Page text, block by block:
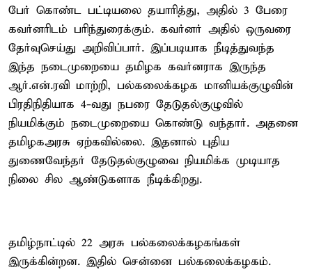
பேர் கொண்ட பட்டியலை தயாரித்து, அதில் 3 பேரை
கவர்னரிடம் பரிந்துரைக்கும். கவர்னர் அதில் ஒருவரை
தேர்வுசெய்து அறிவிப்பார். இப்படியாக நீடித்துவந்த
இந்த நடைமுறையை தமிழக கவர்னராக இருந்த
ஆர்.என்.ரவி மாற்றி, பல்கலைக்கழக மானியக்குழுவின்
பிரதிநிதியாக 4-வது நபரை தேடுதல்குழுவில்
நியமிக்கும் நடைமுறையை கொண்டு வந்தார். அதனை
தமிழகஅரசு ஏற்கவில்லை. இதனால் புதிய
துணைவேந்தர் தேடுதல்குழுவை நியமிக்க முடியாத
நிலை சில ஆண்டுகளாக நீடிக்கிறது.
தமிழ்நாட்டில் 22 அரசு பல்கலைக்கழகங்கள்
இருக்கின்றன. இதில் சென்னை பல்கலைக்கழகம்.